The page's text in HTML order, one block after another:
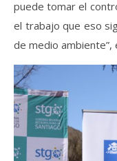
puede tomar el
el trabajo que eso
de medio ambiente”,